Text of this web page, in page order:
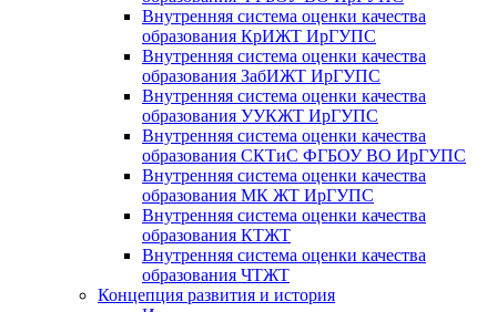
Внутренняя система оценки качества
образования КрИЖТ ИрГУПС
Внутренняя система оценки качества
образования ЗабИЖТ ИрГУПС
Внутренняя система оценки качества
образования УУКЖТ ИрГУПС
Внутренняя система оценки качества
образования СКТиС ФГБОУ ВО ИрГУПС
Внутренняя система оценки качества
образования МК ЖТ ИрГУПС
Внутренняя система оценки качества
образования КТЖТ
Внутренняя система оценки качества
образования ЧТЖТ
Концепция развития и история